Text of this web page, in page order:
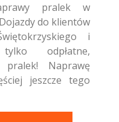
pralek w
do klientów
i
odpłatne,
pralek! Naprawę
jeszcze tego